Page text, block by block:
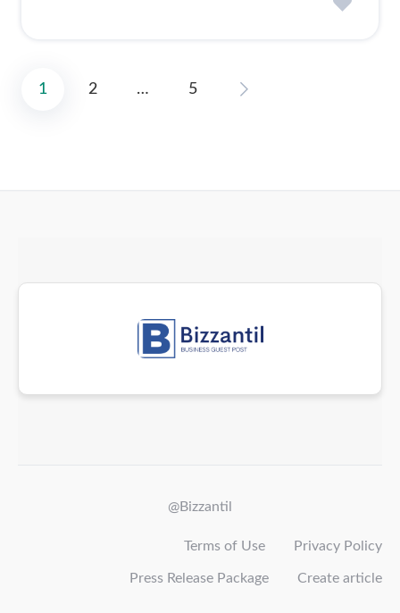
1 2 … 5
@Bizzantil
Terms of Use Privacy Policy
Press Release Package Create article